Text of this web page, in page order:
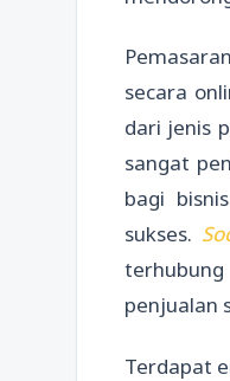
secara
dari jenis
sangat
bagi
sukses.
penjualan
Terdapat